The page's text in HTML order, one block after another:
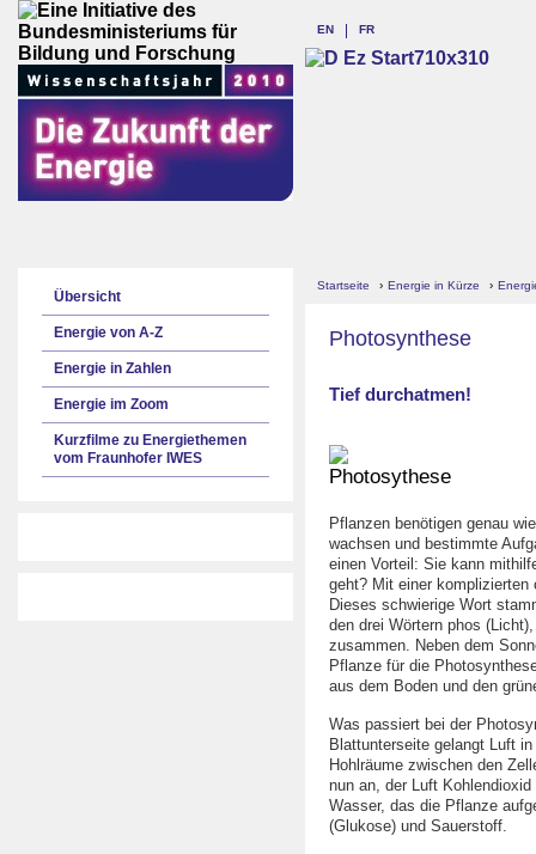
EN FR
Übersicht
Energie von A-Z
Energie in Zahlen
Energie im Zoom
Kurzfilme zu Energiethemen
vom Fraunhofer IWES
Startseite › Energie in Kürze ›
Photosynthese
Tief durchatmen!
Pflanzen benötigen genau
wachsen und bestimmte
einen Vorteil: Sie kann
geht? Mit einer
Dieses schwierige Wort
den drei Wörtern phos
zusammen. Neben dem
Pflanze für die
aus dem Boden und den
Was passiert bei der
Blattunterseite gelangt Luft
Hohlräume zwischen den
nun an, der Luft
Wasser, das die Pflanze
(Glukose) und Sauerstoff.